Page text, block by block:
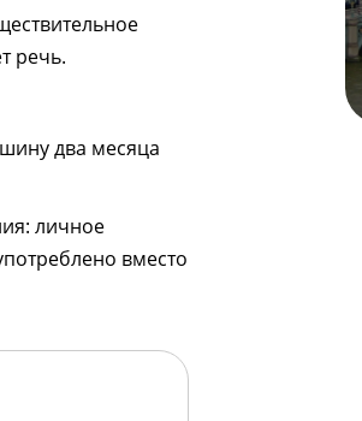
речь.
два месяца
личное
вместо